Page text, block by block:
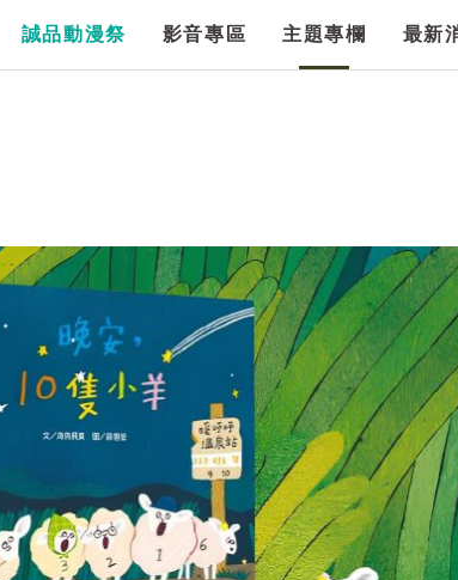
誠品動漫祭 影音專區 主題專欄 最新